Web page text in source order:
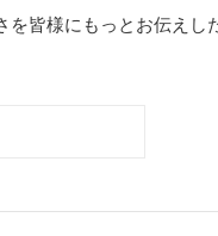
を皆様にもっとお伝えし